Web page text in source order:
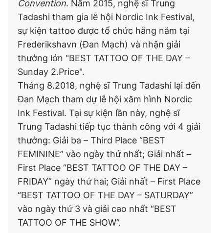
Convention. Năm 2015, nghệ sĩ Trung
Tadashi tham gia lễ hội Nordic Ink Festival,
sự kiện tattoo được tổ chức hằng năm tại
Frederikshavn (Đan Mạch) và nhận giải
thưởng lớn "BEST TATTOO OF THE DAY –
Sunday 2.Price".
Tháng 8.2018, nghệ sĩ Trung Tadashi lại đến
Đan Mạch tham dự lễ hội xăm hình Nordic
Ink Festival. Tại sự kiện lần này, nghệ sĩ
Trung Tadashi tiếp tục thành công với 4 giải
thưởng: Giải ba – Third Place “BEST
FEMININE” vào ngày thứ nhất; Giải nhất –
First Place “BEST TATTOO OF THE DAY –
FRIDAY” ngày thứ hai; Giải nhất – First Place
“BEST TATTOO OF THE DAY – SATURDAY”
vào ngày thứ 3 và giải cao nhất “BEST
TATTOO OF THE SHOW”.